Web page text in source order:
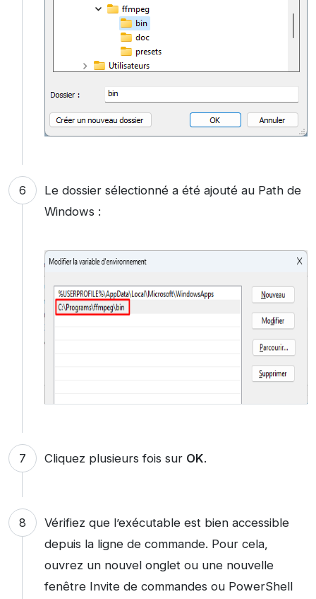
Le dossier sélectionné a été ajouté au Path de
Windows :
Cliquez plusieurs fois sur OK.
Vérifiez que l’exécutable est bien accessible
depuis la ligne de commande. Pour cela,
ouvrez un nouvel onglet ou une nouvelle
fenêtre Invite de commandes ou PowerShell